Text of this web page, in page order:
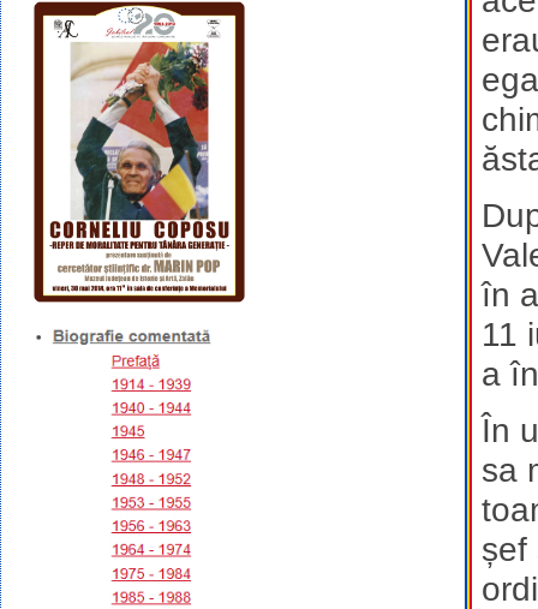
în
11
a
În
sa
șef